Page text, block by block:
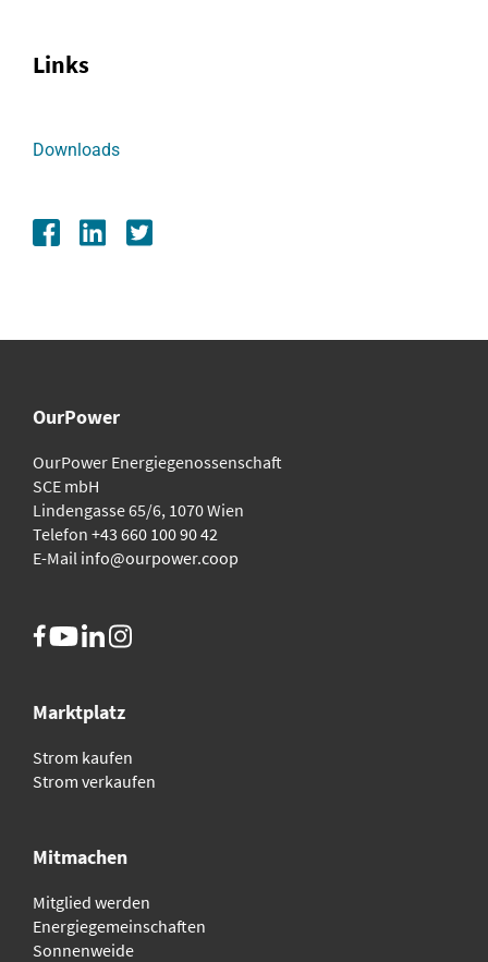
Links
Downloads
OurPower
OurPower Energie­genossenschaft
SCE mbH
Lindengasse 65/6, 1070 Wien
Telefon +43 660 100 90 42
E-Mail info@ourpower.coop
Marktplatz
Strom kaufen
Strom verkaufen
Mitmachen
Mitglied werden
Energiegemeinschaften
Sonnenweide